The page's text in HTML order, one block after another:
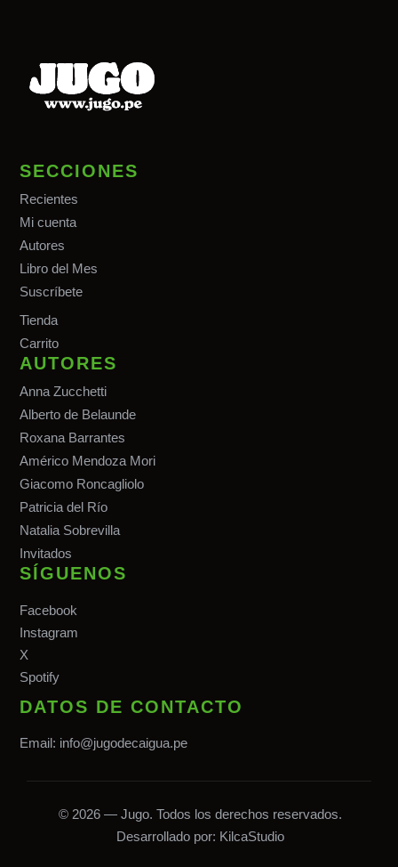
SECCIONES
Recientes
Mi cuenta
Autores
Libro del Mes
Suscríbete
Tienda
Carrito
AUTORES
Anna Zucchetti
Alberto de Belaunde
Roxana Barrantes
Américo Mendoza Mori
Giacomo Roncagliolo
Patricia del Río
Natalia Sobrevilla
Invitados
SÍGUENOS
Facebook
Instagram
X
Spotify
DATOS DE CONTACTO
Email: info@jugodecaigua.pe
© 2026 — Jugo. Todos los derechos reservados.
Desarrollado por: KilcaStudio